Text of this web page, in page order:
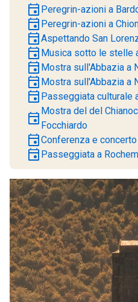
event Peregrin-azioni a
event Peregrin-azioni a
eventAspettando San
event Musica sotto le stelle
event Mostra sull'Abbazia a
event Mostra sull'Abbazia a
event Passeggiata culturale
event Mostra del del
Focchiardo
eventConferenza e
event Passeggiata a